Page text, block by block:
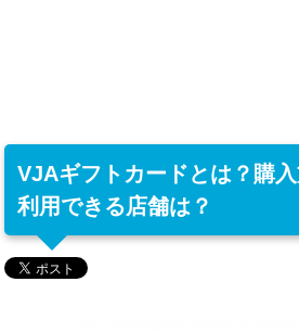
VJAギフトカードとは？購
利用できる店舗は？